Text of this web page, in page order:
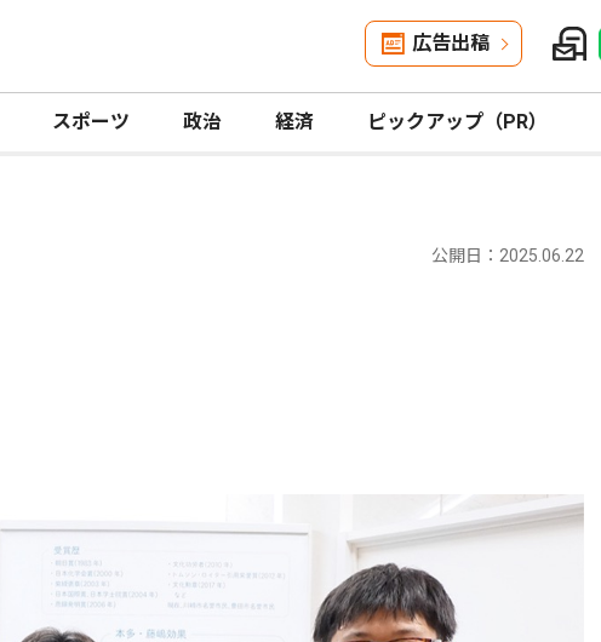
広告出稿
スポーツ 政治 経済 ピックアップ（PR）
公開日：2025.06.22